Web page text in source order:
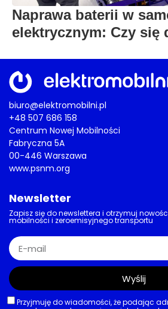
Naprawa baterii w
elektrycznym: Czy się
biuro@elektromobilni.pl
+48 507 686 158
Centrum Nowej Mobilności
Fabryczna 5A
00-446 Warszawa
www.psnm.org
Newsletter
Zapisz się do newslettera i otrzymuj
mobilności i zeroemisyjnego transportu
Przyjmuję do wiadomości, że podając
Wyślij